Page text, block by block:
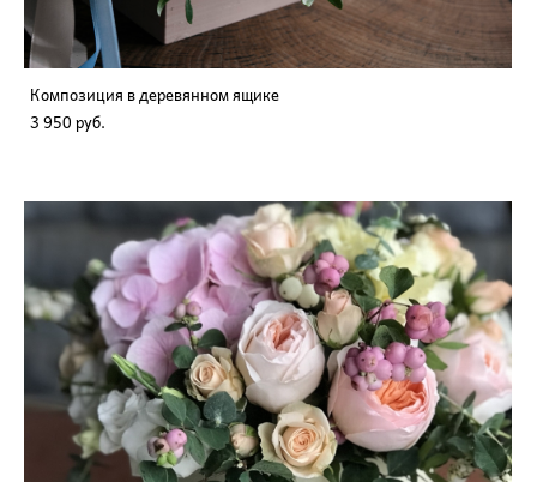
Композиция в деревянном ящике
3 950 pуб.